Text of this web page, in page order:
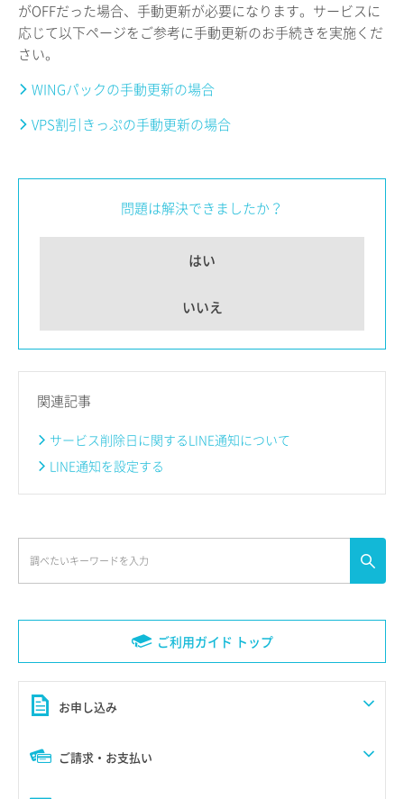
ご利用ガイド トップ
お申し込み
ご請求・お支払い
がOFFだった場合、手動更新が必要になります。サービスに
応じて以下ページをご参考に手動更新のお手続きを実施くだ
さい。
WINGパックの手動更新の場合
VPS割引きっぷの手動更新の場合
問題は解決できましたか？
はい
いいえ
関連記事
サービス削除日に関するLINE通知について
LINE通知を設定する